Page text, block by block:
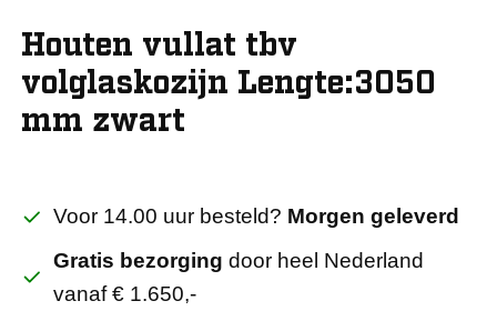
Houten vullat tbv
volglaskozijn Lengte:3050
mm zwart
Voor 14.00 uur besteld? Morgen geleverd
Gratis bezorging door heel Nederland
vanaf € 1.650,-